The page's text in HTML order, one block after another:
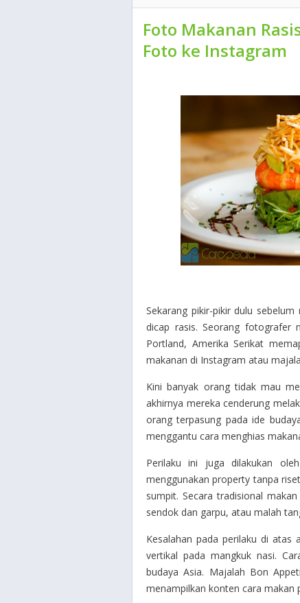
Foto Makanan
Foto ke Instagram
Sekarang pikir-pikir dulu
dicap rasis. Seorang fotografer
Portland, Amerika Serikat
makanan di Instagram atau
Kini banyak orang tidak mau
akhirnya mereka cenderung
orang terpasung pada ide
menggantu cara menghias
Perilaku ini juga dilakukan
menggunakan property tanpa
sumpit. Secara tradisional
sendok dan garpu, atau malah
Kesalahan pada perilaku di atas
vertikal pada mangkuk nasi.
budaya Asia. Majalah Bon
menampilkan konten cara makan